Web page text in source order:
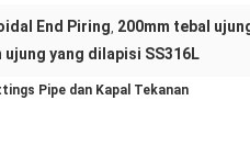
End Piring, 200mm tebal
yang dilapisi SS316L
Pipe dan Kapal Tekanan